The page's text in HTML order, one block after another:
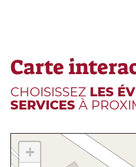
Carte
CHOISISSEZ LES
SERVICES À
+